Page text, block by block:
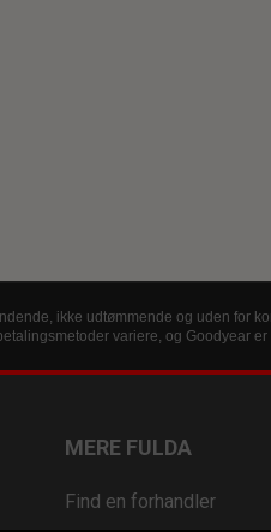
ikke udtømmende og uden for
variere, og Goodyear
MERE FULDA
Find en forhandler